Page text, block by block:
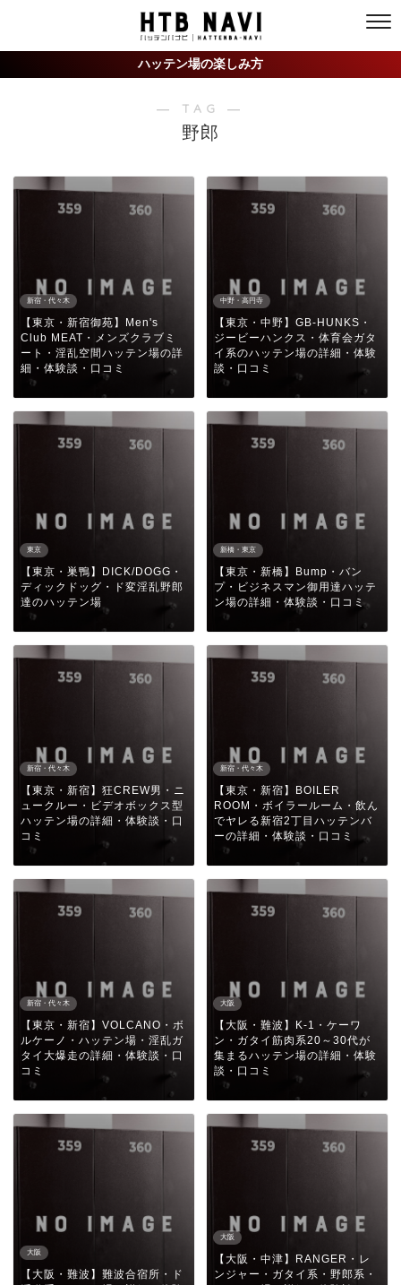
ハッテン場の楽しみ方
― TAG ―
野郎
新宿・代々木
【東京・新宿御苑】Men's
Club MEAT・メンズクラブミ
ート・淫乱空間ハッテン場の詳
細・体験談・口コミ
中野・高円寺
【東京・中野】GB-HUNKS・
ジービーハンクス・体育会ガタ
イ系のハッテン場の詳細・体験
談・口コミ
東京
【東京・巣鴨】DICK/DOGG・
ディックドッグ・ド変淫乱野郎
達のハッテン場
新橋・東京
【東京・新橋】Bump・バン
プ・ビジネスマン御用達ハッテ
ン場の詳細・体験談・口コミ
新宿・代々木
【東京・新宿】狂CREW男・ニ
ュークルー・ビデオボックス型
ハッテン場の詳細・体験談・口
コミ
新宿・代々木
【東京・新宿】BOILER
ROOM・ボイラールーム・飲ん
でヤレる新宿2丁目ハッテンバ
ーの詳細・体験談・口コミ
新宿・代々木
【東京・新宿】VOLCANO・ボ
ルケーノ・ハッテン場・淫乱ガ
タイ大爆走の詳細・体験談・口
コミ
大阪
【大阪・難波】K-1・ケーワ
ン・ガタイ筋肉系20～30代が
集まるハッテン場の詳細・体験
談・口コミ
大阪
【大阪・難波】難波合宿所・ド
大阪
【大阪・中津】RANGER・レ
ンジャー・ガタイ系・野郎系・